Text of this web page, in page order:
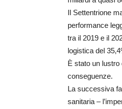
Il Settentrione
performance
tra il 2019 e il
logistica del
È stato un
conseguenze.
La successiva
sanitaria –